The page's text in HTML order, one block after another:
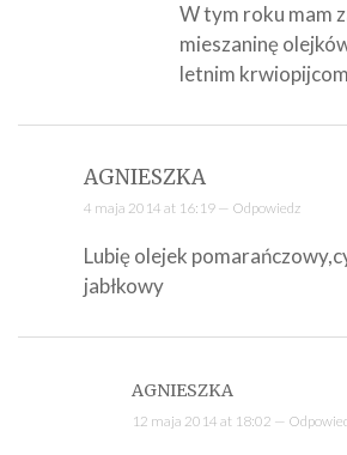
W tym roku mam
mieszaninę
letnim krwiopijcom
AGNIESZKA
4 maja 2014 at 16:19 — Odpowiedz
Lubię olejek
jabłkowy
AGNIESZKA
12 maja 2014 at 18:02 —